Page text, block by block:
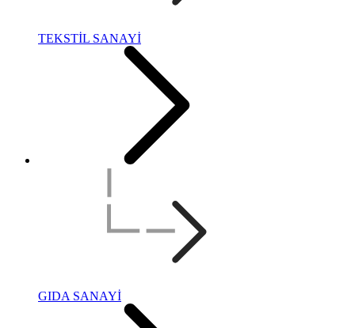
TEKSTİL SANAYİ
GIDA SANAYİ